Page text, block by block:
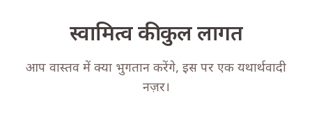
स्वामित्व की कुल लागत
आप वास्तव में क्या भुगतान करेंगे, इस पर एक यथार्थवादी
नज़र।